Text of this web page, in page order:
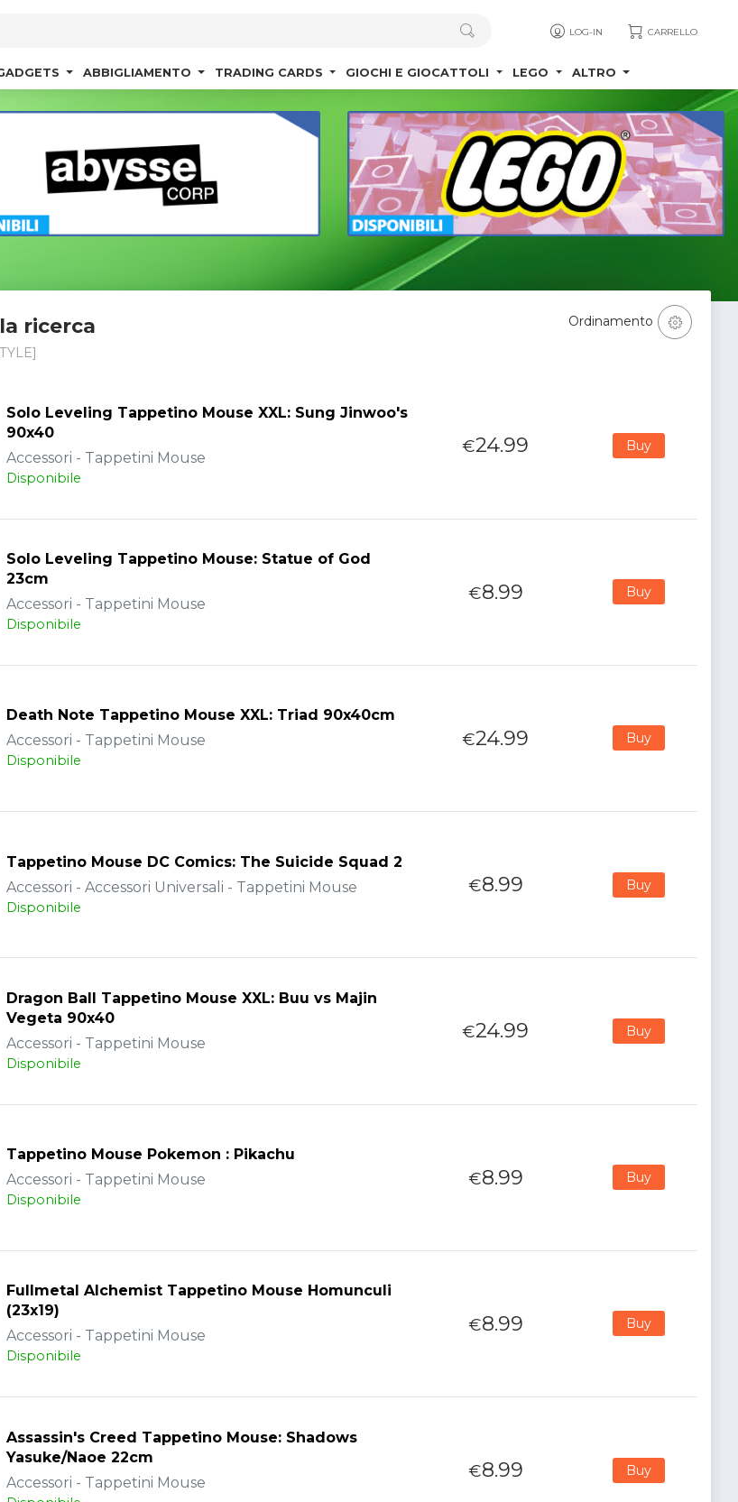
LOG-IN CARRELLO
ABBIGLIAMENTO TRADING CARDS GIOCHI E GIOCATTOLI LEGO ALTRO
ricerca Ordinamento
Solo Leveling Tappetino Mouse XXL: Sung Jinwoo's
90x40
Accessori - Tappetini Mouse
Disponibile
€24.99 Buy
Solo Leveling Tappetino Mouse: Statue of God
23cm
Accessori - Tappetini Mouse
Disponibile
€8.99 Buy
Death Note Tappetino Mouse XXL: Triad 90x40cm
Accessori - Tappetini Mouse
Disponibile
€24.99 Buy
Tappetino Mouse DC Comics: The Suicide Squad 2
Accessori - Accessori Universali - Tappetini Mouse
Disponibile
€8.99 Buy
Dragon Ball Tappetino Mouse XXL: Buu vs Majin
Vegeta 90x40
Accessori - Tappetini Mouse
Disponibile
€24.99 Buy
Tappetino Mouse Pokemon : Pikachu
Accessori - Tappetini Mouse
Disponibile
€8.99 Buy
Fullmetal Alchemist Tappetino Mouse Homunculi
(23x19)
Accessori - Tappetini Mouse
Disponibile
€8.99 Buy
Assassin's Creed Tappetino Mouse: Shadows
Yasuke/Naoe 22cm
Accessori - Tappetini Mouse
€8.99 Buy